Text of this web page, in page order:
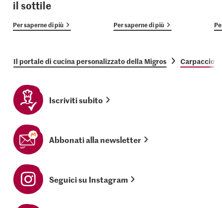
il sottile
Per saperne di più Per saperne di più
Il portale di cucina personalizzato della Migros Carpaccio
Iscriviti subito
Abbonati alla newsletter
Seguici su Instagram